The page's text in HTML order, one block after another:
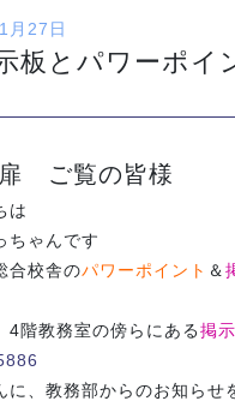
月27日
板とパワーポイ
ご覧の皆様
は
ちゃんです
合校舎のパワーポイント ＆
4階教務室の傍らにある掲
、 教務部からのお知らせ